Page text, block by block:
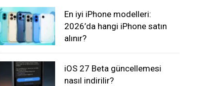
En iyi iPhone modelleri:
2026’da hangi iPhone satın
alınır?
iOS 27 Beta güncellemesi
nasıl indirilir?